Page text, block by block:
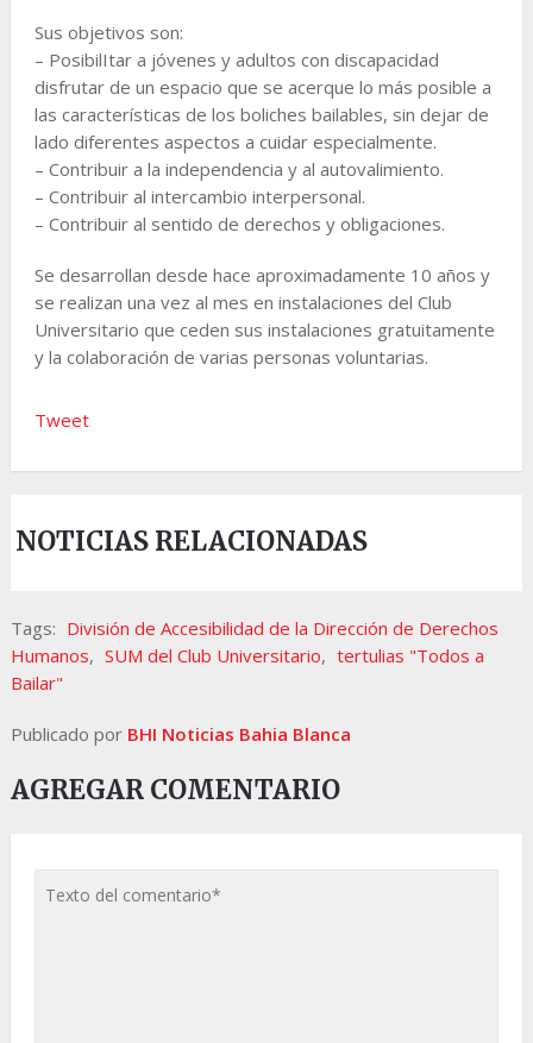
Sus objetivos son:
– PosibilItar a jóvenes y adultos con discapacidad
disfrutar de un espacio que se acerque lo más posible a
las características de los boliches bailables, sin dejar de
lado diferentes aspectos a cuidar especialmente.
– Contribuir a la independencia y al autovalimiento.
– Contribuir al intercambio interpersonal.
– Contribuir al sentido de derechos y obligaciones.
Se desarrollan desde hace aproximadamente 10 años y
se realizan una vez al mes en instalaciones del Club
Universitario que ceden sus instalaciones gratuitamente
y la colaboración de varias personas voluntarias.
Tweet
NOTICIAS RELACIONADAS
Tags: División de Accesibilidad de la Dirección de Derechos
Humanos, SUM del Club Universitario, tertulias "Todos a
Bailar"
Publicado por BHI Noticias Bahia Blanca
AGREGAR COMENTARIO